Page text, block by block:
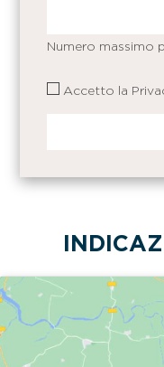
Numero massimo
Accetto la